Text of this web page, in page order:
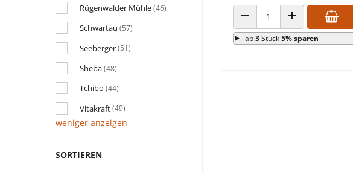
Rügenwalder Mühle(46)
Schwartau (57)
Seeberger(51)
Sheba(48)
Tchibo (44)
Vitakraft(49)
weniger anzeigen
SORTIEREN
ANZAHL VERRINGERNANZAHL ERHÖHEN
ab3Stück5% sparen